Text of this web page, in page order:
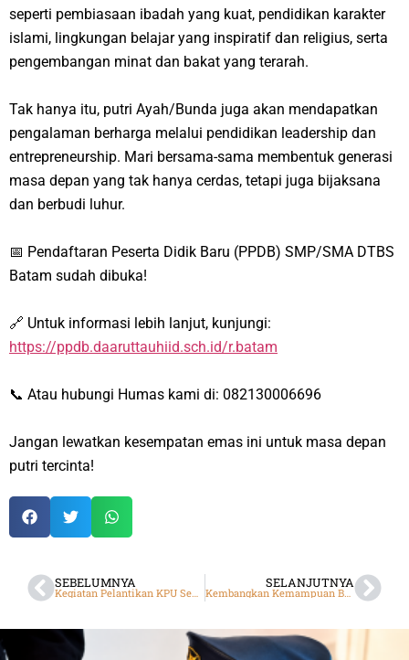
seperti pembiasaan ibadah yang kuat, pendidikan karakter
islami, lingkungan belajar yang inspiratif dan religius, serta
pengembangan minat dan bakat yang terarah.
Tak hanya itu, putri Ayah/Bunda juga akan mendapatkan
pengalaman berharga melalui pendidikan leadership dan
entrepreneurship. Mari bersama-sama membentuk generasi
masa depan yang tak hanya cerdas, tetapi juga bijaksana
dan berbudi luhur.
📅 Pendaftaran Peserta Didik Baru (PPDB) SMP/SMA DTBS
Batam sudah dibuka!
🔗 Untuk informasi lebih lanjut, kunjungi:
https://ppdb.daaruttauhiid.sch.id/r.batam
📞 Atau hubungi Humas kami di: 082130006696
Jangan lewatkan kesempatan emas ini untuk masa depan
putri tercinta!
SEBELUMNYA
Kegiatan Pelantikan KPU Sekolah DTBS Batam
SELANJUTNYA
Kembangkan Kemampuan Berpikir Kritis Siswa, SMP DTBS Putra Gelar Penyuluhan Brainstroming Critical Thinking Skills